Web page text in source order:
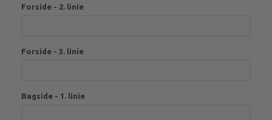
Forside - 2. linie
Forside - 3. linie
Bagside - 1. linie